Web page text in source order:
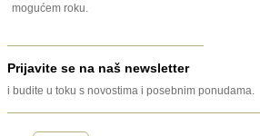
mogućem roku.
Prijavite se na naš newsletter
i budite u toku s novostima i posebnim ponudama.